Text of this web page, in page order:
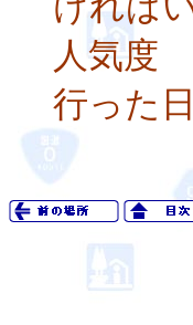
人気
行った